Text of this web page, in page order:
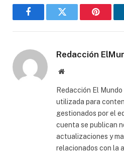
FacebookGorjeo
Redacción
Sitio
Redacción El
utilizada para
gestionados por el
cuenta se publican
actualizaciones y
relacionados con la